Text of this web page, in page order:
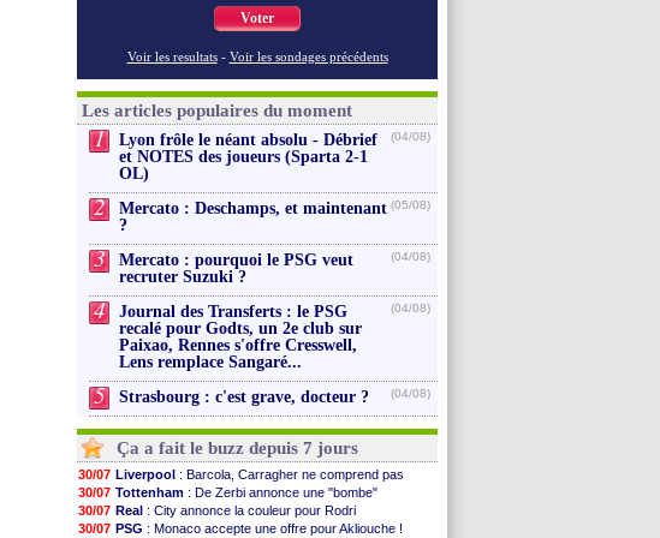
Voter
Voir les resultats - Voir les sondages précédents
Les articles populaires du moment
1
Lyon frôle le néant absolu - Débrief
et NOTES des joueurs (Sparta 2-1
OL)
(04/08)
2
Mercato : Deschamps, et maintenant
?
(05/08)
3
Mercato : pourquoi le PSG veut
recruter Suzuki ?
(04/08)
4
Journal des Transferts : le PSG
recalé pour Godts, un 2e club sur
Paixao, Rennes s'offre Cresswell,
Lens remplace Sangaré...
(04/08)
5 Strasbourg : c'est grave, docteur ? (04/08)
Ça a fait le buzz depuis 7 jours
30/07 Liverpool : Barcola, Carragher ne comprend pas
30/07 Tottenham : De Zerbi annonce une "bombe"
30/07 Real : City annonce la couleur pour Rodri
30/07 PSG : Monaco accepte une offre pour Akliouche !